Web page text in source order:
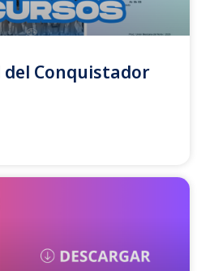
del Conquistador